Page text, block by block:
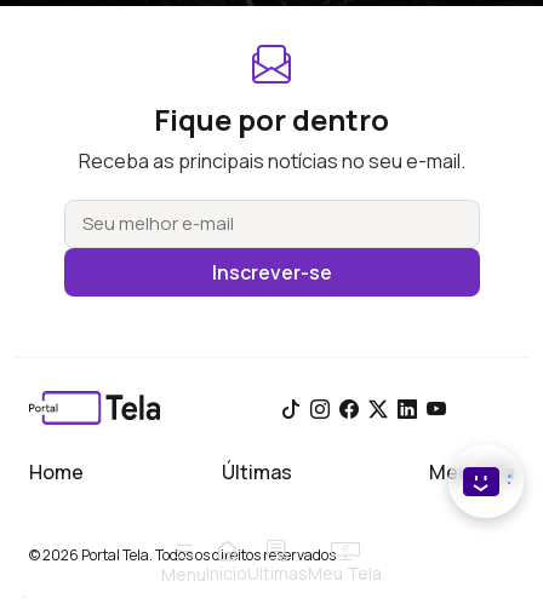
MenuInícioÚltimasMeu Tela
Fique por dentro
Receba as principais notícias no seu e-mail.
Inscrever-se
Home Últimas Meu Tela
© 2026 Portal Tela. Todos os direitos reservados